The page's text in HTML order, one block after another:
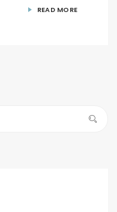
READ MORE